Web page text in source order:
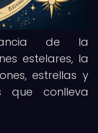
de la
estelares, la
estrellas y
que conlleva